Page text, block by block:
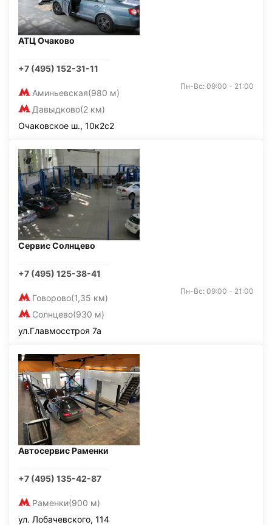
АТЦ Очаково
+7 (495) 152-31-11
Аминьевская(980 м)
Давыдково(2 км)
Пн-Вс: 09:00 - 21:00
Очаковское ш., 10к2с2
Сервис Солнцево
+7 (495) 125-38-41
Говорово(1,35 км)
Солнцево(930 м)
Пн-Вс: 09:00 - 21:00
ул.Главмосстроя 7а
Автосервис Раменки
+7 (495) 135-42-87
Раменки(900 м)
ул. Лобачевского, 114